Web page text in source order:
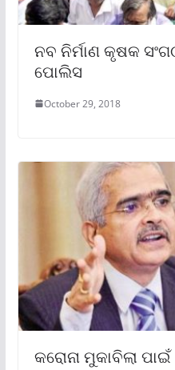
ନବ ନିର୍ମାଣ କୃଷକ
ପୋଲିସ
October 29, 2018
କରୋନା ମୁକାବିଲା